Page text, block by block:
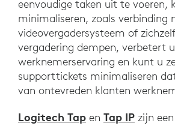
eenvoudige taken uit te voeren,
minimaliseren, zoals verbinding
videovergadersysteem of
vergadering dempen, verbetert
werknemerservaring en kunt u
supporttickets minimaliseren
van ontevreden klanten
Logitech Tap en Tap IP zijn